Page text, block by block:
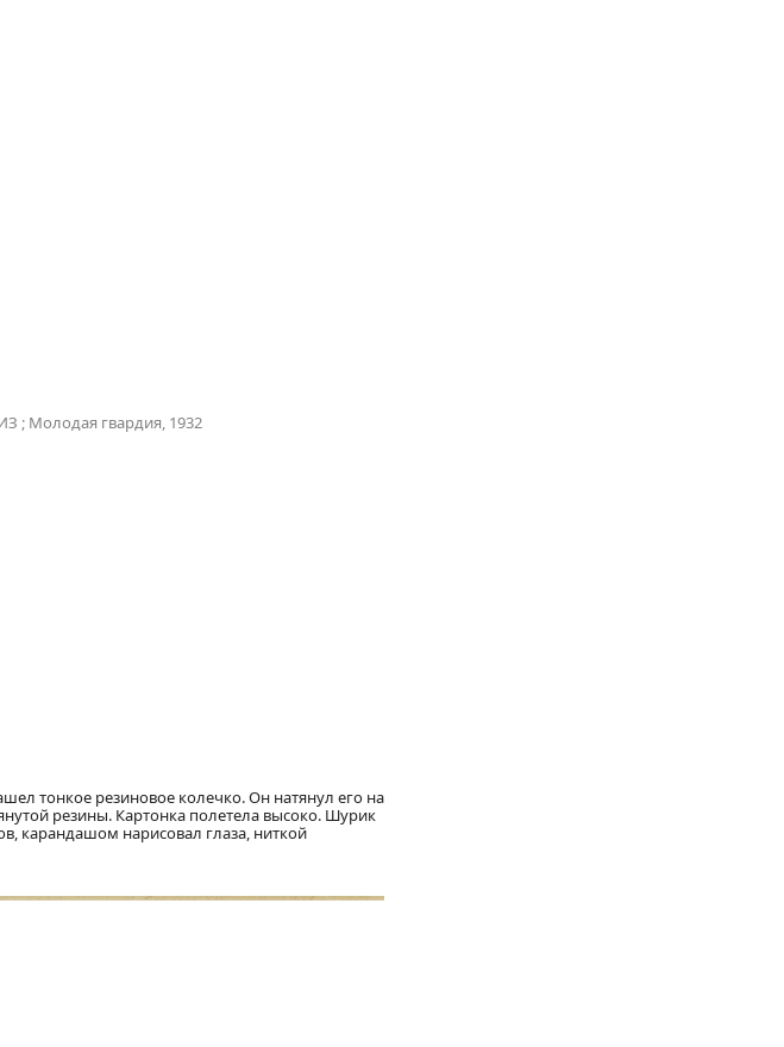
; Молодая гвардия, 1932
тонкое резиновое колечко. Он натянул его на
резины. Картонка полетела высоко. Шурик
карандашом нарисовал глаза, ниткой